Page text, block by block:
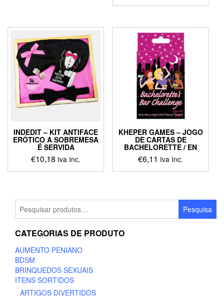
INDEDIT – KIT ANTIFACE
ERÓTICO A SOBREMESA
É SERVIDA
€10,18 Iva Inc.
KHEPER GAMES – JOGO
DE CARTAS DE
BACHELORETTE / EN
€6,11 Iva Inc.
por:
Pesquisa
CATEGORIAS DE PRODUTO
AUMENTO PENIANO
BDSM
BRINQUEDOS SEXUAIS
ITENS SORTIDOS
ARTIGOS DIVERTIDOS